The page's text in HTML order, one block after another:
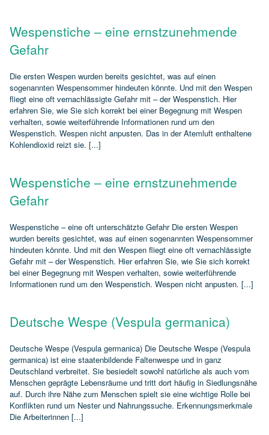
Wespenstiche – eine ernstzunehmende
Gefahr
Die ersten Wespen wurden bereits gesichtet, was auf einen
sogenannten Wespensommer hindeuten könnte. Und mit den Wespen
fliegt eine oft vernachlässigte Gefahr mit – der Wespenstich. Hier
erfahren Sie, wie Sie sich korrekt bei einer Begegnung mit Wespen
verhalten, sowie weiterführende Informationen rund um den
Wespenstich. Wespen nicht anpusten. Das in der Atemluft enthaltene
Kohlendioxid reizt sie. [...]
Wespenstiche – eine ernstzunehmende
Gefahr
Wespenstiche – eine oft unterschätzte Gefahr Die ersten Wespen
wurden bereits gesichtet, was auf einen sogenannten Wespensommer
hindeuten könnte. Und mit den Wespen fliegt eine oft vernachlässigte
Gefahr mit – der Wespenstich. Hier erfahren Sie, wie Sie sich korrekt
bei einer Begegnung mit Wespen verhalten, sowie weiterführende
Informationen rund um den Wespenstich. Wespen nicht anpusten. [...]
Deutsche Wespe (Vespula germanica)
Deutsche Wespe (Vespula germanica) Die Deutsche Wespe (Vespula
germanica) ist eine staatenbildende Faltenwespe und in ganz
Deutschland verbreitet. Sie besiedelt sowohl natürliche als auch vom
Menschen geprägte Lebensräume und tritt dort häufig in Siedlungsnähe
auf. Durch ihre Nähe zum Menschen spielt sie eine wichtige Rolle bei
Konflikten rund um Nester und Nahrungssuche. Erkennungsmerkmale
Die Arbeiterinnen [...]